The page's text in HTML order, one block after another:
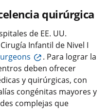
quirúrgica
de EE. UU.
Infantil de Nivel I
. Para lograr la
deben ofrecer
y quirúrgicas, con
congénitas mayores y
complejas que